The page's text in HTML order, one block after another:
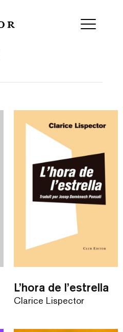
L’hora de l’estrella
Clarice Lispector